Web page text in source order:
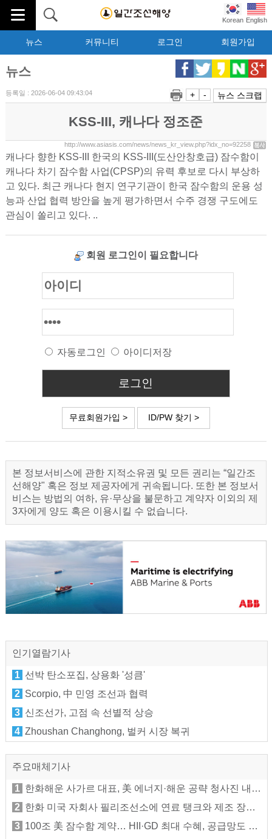
Korean English
뉴스 커뮤니티 로그인 회원가입
뉴스
등록일 : 2026-06-04 09:43:04 + - 뉴스 스크랩
KSS-III, 캐나다 정조준
http://www.asiasis.com/news/news_kr_view.php?idx_no=92258
캐나다 향한 KSS-III 한국의 KSS-III(도산안창호급) 잠수함이
캐나다 차기 잠수함 사업(CPSP)의 유력 후보로 다시 부상하
고 있다. 최근 캐나다 현지 연구기관이 한국 잠수함의 운용 성
능과 산업 협력 방안을 높게 평가하면서 수주 경쟁 구도에도
관심이 쏠리고 있다. ..
회원 로그인이 필요합니다
자동로그인 아이디저장
무료회원가입 > ID/PW 찾기 >
본 정보서비스에 관한 지적소유권 및 모든 권리는 “일간조
선해양" 혹은 정보 제공자에게 귀속됩니다. 또한 본 정보서
비스는 방법의 여하, 유·무상을 불문하고 계약자 이외의 제
3자에게 양도 혹은 이용시킬 수 없습니다.
인기열람기사
1 선박 탄소포집, 상용화 '성큼'
2 Scorpio, 中 민영 조선과 협력
3 신조선가, 고점 속 선별적 상승
4 Zhoushan Changhong, 벌커 시장 복귀
주요매체기사
1 한화해운 사가르 대표, 美 에너지·해운 공략 청사진 내놓나
2 한화 미국 자회사 필리조선소에 연료 탱크와 제조 장비 반입 준비, 컨테이너선 건조에 활용
3 100조 美 잠수함 계약… HII·GD 최대 수혜, 공급망도 들썩